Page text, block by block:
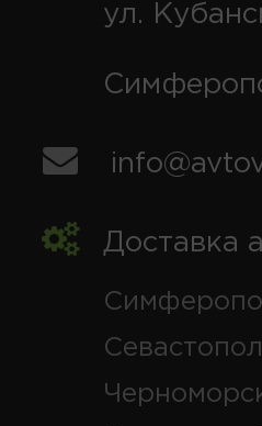
ул.
Доставка